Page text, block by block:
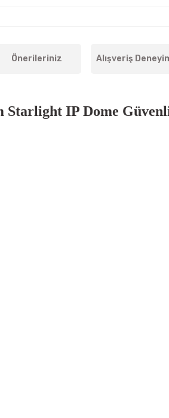
Önerileriniz Alışveriş
Starlight IP Dome